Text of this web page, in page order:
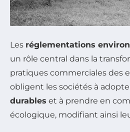
Les réglementations
un rôle central dans la
pratiques commerciales des
obligent les sociétés à
durables et à prendre en
écologique, modifiant ainsi